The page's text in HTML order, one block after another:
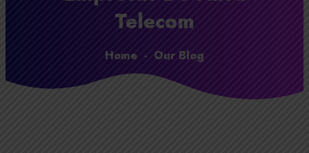
Telecom
Home - Our Blog